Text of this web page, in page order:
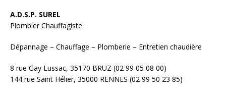
A.D.S.P. SUREL
Plombier Chauffagiste
Dépannage – Chauffage – Plomberie – Entretien chaudière
8 rue Gay Lussac, 35170 BRUZ (02 99 05 08 00)
144 rue Saint Hélier, 35000 RENNES (02 99 50 23 85)